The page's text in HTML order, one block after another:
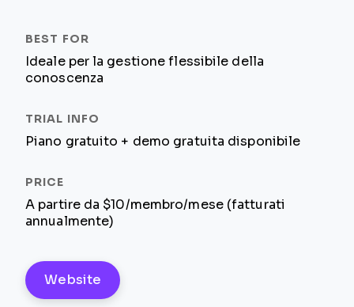
Ideale per la gestione flessibile della
conoscenza
Piano gratuito + demo gratuita disponibile
A partire da $10/membro/mese (fatturati
annualmente)
Website